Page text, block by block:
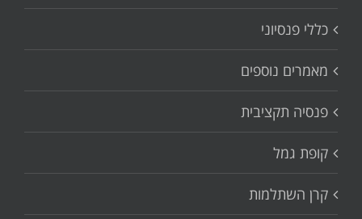
כללי פנסיוני
מאמרים נוספים
פנסיה תקציבית
קופת גמל
קרן השתלמות